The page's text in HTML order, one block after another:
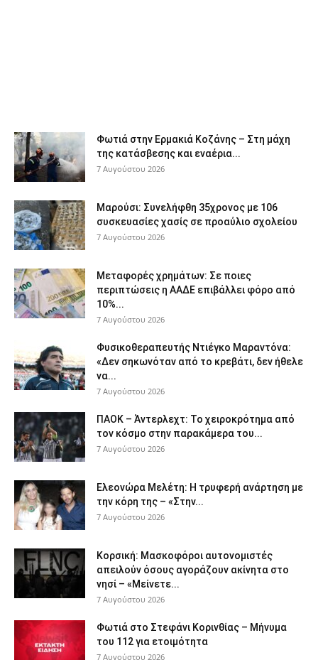
Φωτιά στην Ερμακιά Κοζάνης – Στη μάχη
της κατάσβεσης και εναέρια...
7 Αυγούστου 2026
Μαρούσι: Συνελήφθη 35χρονος με 106
συσκευασίες χασίς σε προαύλιο σχολείου
7 Αυγούστου 2026
Μεταφορές χρημάτων: Σε ποιες
περιπτώσεις η ΑΑΔΕ επιβάλλει φόρο από
10%...
7 Αυγούστου 2026
Φυσικοθεραπευτής Ντιέγκο Μαραντόνα:
«Δεν σηκωνόταν από το κρεβάτι, δεν ήθελε
να...
7 Αυγούστου 2026
ΠΑΟΚ – Άντερλεχτ: Το χειροκρότημα από
τον κόσμο στην παρακάμερα του...
7 Αυγούστου 2026
Ελεονώρα Μελέτη: Η τρυφερή ανάρτηση με
την κόρη της – «Στην...
7 Αυγούστου 2026
Κορσική: Μασκοφόροι αυτονομιστές
απειλούν όσους αγοράζουν ακίνητα στο
νησί – «Μείνετε...
7 Αυγούστου 2026
Φωτιά στο Στεφάνι Κορινθίας – Μήνυμα
του 112 για ετοιμότητα
7 Αυγούστου 2026